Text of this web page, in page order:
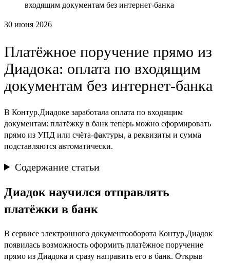
входящим документам без интернет-банка
30 июня 2026
Платёжное поручение прямо из
Диадока: оплата по входящим
документам без интернет-банка
В Контур.Диадоке заработала оплата по входящим
документам: платёжку в банк теперь можно сформировать
прямо из УПД или счёта-фактуры, а реквизиты и сумма
подставляются автоматически.
Содержание статьи
Диадок научился отправлять
платёжки в банк
В сервисе электронного документооборота Контур.Диадок
появилась возможность оформить платёжное поручение
прямо из Диадока и сразу направить его в банк. Открыв